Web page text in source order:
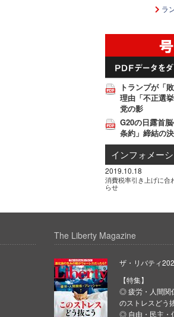
ラ
トランプが「
理由「不正選
党の影
G20の日露首
条約」締結の
インフォメー
2019.10.18
消費税率引き上げに合
らせ
The Liberty Magazine
ザ・リバティ
【特集】
◎ 疲労・人間関
のストレスどう
◎ 自由・民主・